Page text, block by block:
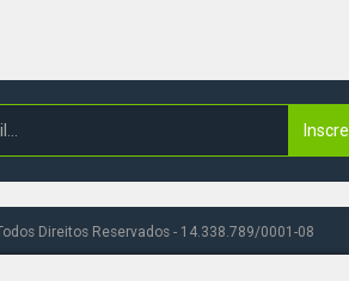
Direitos Reservados - 14.338.789/0001-08